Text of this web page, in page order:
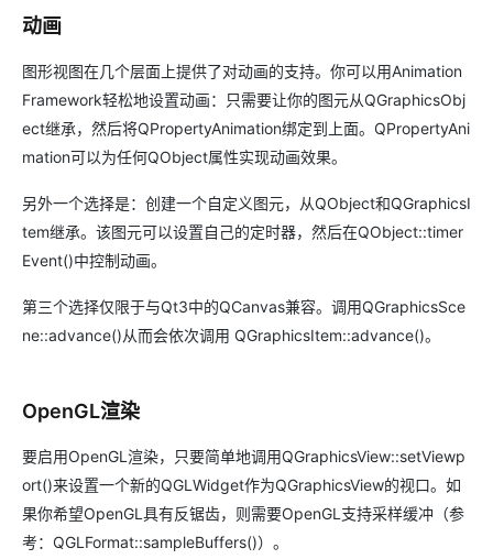
动画
图形视图在几个层面上提供了对动画的支持。你可以用Animation
Framework轻松地设置动画：只需要让你的图元从QGraphicsObj
ect继承，然后将QPropertyAnimation绑定到上面。QPropertyAni
mation可以为任何QObject属性实现动画效果。
另外一个选择是：创建一个自定义图元，从QObject和QGraphicsI
tem继承。该图元可以设置自己的定时器，然后在QObject::timer
Event()中控制动画。
第三个选择仅限于与Qt3中的QCanvas兼容。调用QGraphicsSce
ne::advance()从而会依次调用 QGraphicsItem::advance()。
OpenGL渲染
要启用OpenGL渲染，只要简单地调用QGraphicsView::setViewp
ort()来设置一个新的QGLWidget作为QGraphicsView的视口。如
果你希望OpenGL具有反锯齿，则需要OpenGL支持采样缓冲（参
考：QGLFormat::sampleBuffers()）。